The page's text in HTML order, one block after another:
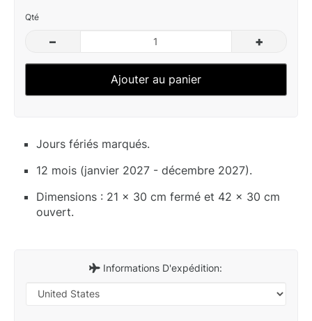
Qté
– +
Ajouter au panier
Jours fériés marqués.
12 mois (janvier 2027 - décembre 2027).
Dimensions : 21 x 30 cm fermé et 42 x 30 cm
ouvert.
Informations D'expédition: